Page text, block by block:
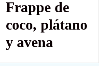
Frappe de
coco, plátano
y avena